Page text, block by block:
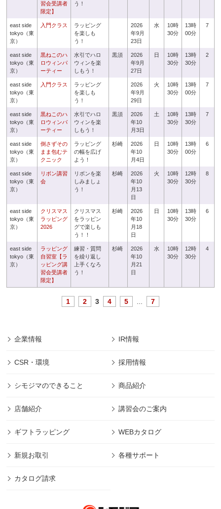
習会受講者
限定】
う！
east side
tokyo（東
京）
入門クラス
ラッピング
を楽しも
う！
2026
年9月
23日
水
10時
30分
13時
00分
7
east side
tokyo（東
京）
黒ねこのハ
ロウィンパ
ーティー
水引でハロ
ウィンを楽
しもう！
黒須
2026
年9月
27日
日
10時
30分
13時
30分
2
east side
tokyo（東
京）
入門クラス
ラッピング
を楽しも
う！
2026
年9月
29日
火
10時
30分
13時
00分
7
east side
tokyo（東
京）
黒ねこのハ
ロウィンパ
ーティー
水引でハロ
ウィンを楽
しもう！
黒須
2026
年10
月3日
土
10時
30分
13時
30分
7
east side
tokyo（東
京）
倒さずその
まま包むテ
クニック
ラッピング
の幅を広げ
よう！
杉崎
2026
年10
月4日
日
10時
30分
13時
00分
6
east side
tokyo（東
京）
リボン講習
会
リボンを楽
しみましょ
う！
杉崎
2026
年10
月13
日
火
10時
30分
12時
30分
8
east side
tokyo（東
京）
クリスマス
ラッピング
2026
クリスマス
をラッピン
グで楽しも
う！！
杉崎
2026
年10
月18
日
日
10時
30分
13時
30分
6
east side
tokyo（東
京）
ラッピング
自習室【ラ
ッピング講
習会受講者
限定】
練習・質問
を繰り返し
上手くなろ
う！
杉崎
2026
年10
月21
日
水
10時
30分
12時
30分
4
1 2 3 4 5 7
企業情報 IR情報
CSR・環境 採用情報
シモジマのできること 商品紹介
店舗紹介 講習会のご案内
ギフトラッピング WEBカタログ
新規お取引 各種サポート
カタログ請求